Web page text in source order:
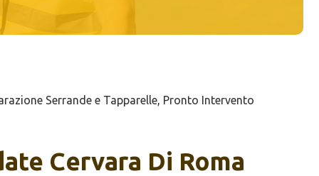
Serrande e Tapparelle, Pronto Intervento
Cervara Di Roma